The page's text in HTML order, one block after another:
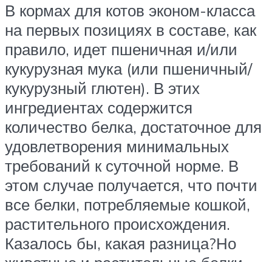
В кормах для котов эконом-класса
на первых позициях в составе, как
правило, идет пшеничная и/или
кукурузная мука (или пшеничный/
кукурузный глютен). В этих
ингредиентах содержится
количество белка, достаточное для
удовлетворения минимальных
требований к суточной норме. В
этом случае получается, что почти
все белки, потребляемые кошкой,
растительного происхождения.
Казалось бы, какая разница?Но